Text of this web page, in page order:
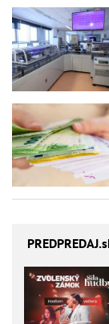
PREDPREDAJ